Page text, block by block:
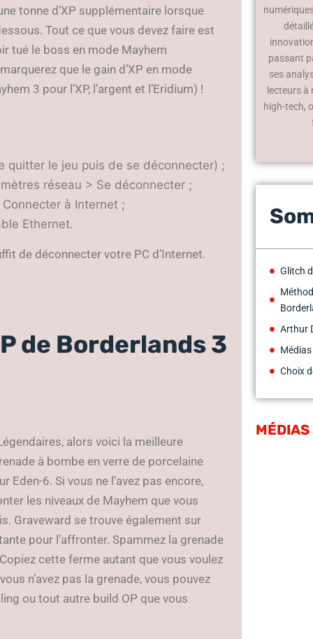
tonne d’XP supplémentaire lorsque
Tout ce que vous devez faire est
tué le boss en mode Mayhem
que le gain d’XP en mode
3 pour l’XP, l’argent et l’Eridium) !
quitter le jeu puis de se déconnecter) ;
réseau > Se déconnecter ;
à Internet ;
Ethernet.
de déconnecter votre PC d’Internet.
de Borderlands 3
alors voici la meilleure
à bombe en verre de porcelaine
Eden-6. Si vous ne l’avez pas encore,
les niveaux de Mayhem que vous
Graveward se trouve également sur
pour l’affronter. Spammez la grenade
cette ferme autant que vous voulez
n’avez pas la grenade, vous pouvez
ou tout autre build OP que vous
passant
ses
lecteurs à
high-tech,
Glitch
Arthur
Choix